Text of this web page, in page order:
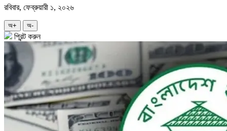
রবিবার, ফেব্রুয়ারী ১, ২০২৬
অ+ অ-
প্রিন্ট করুন